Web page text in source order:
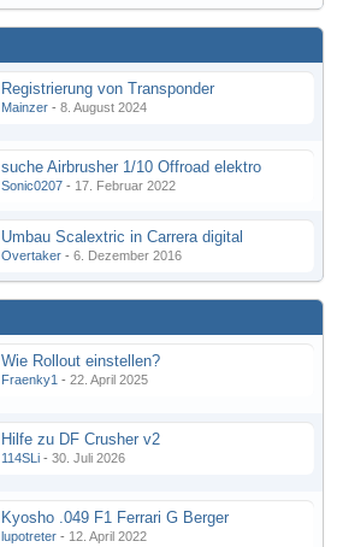
Registrierung von Transponder
Mainzer - 8. August 2024
suche Airbrusher 1/10 Offroad elektro
Sonic0207 - 17. Februar 2022
Umbau Scalextric in Carrera digital
Overtaker - 6. Dezember 2016
Wie Rollout einstellen?
Fraenky1 - 22. April 2025
Hilfe zu DF Crusher v2
114SLi - 30. Juli 2026
Kyosho .049 F1 Ferrari G Berger
lupotreter - 12. April 2022